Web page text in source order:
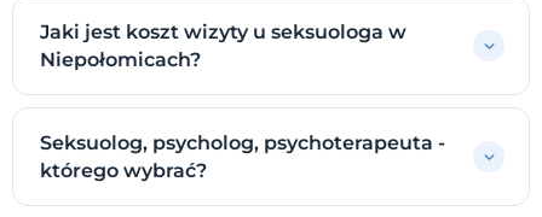
Jaki jest koszt wizyty u seksuologa w
Niepołomicach?
Seksuolog, psycholog, psychoterapeuta -
którego wybrać?